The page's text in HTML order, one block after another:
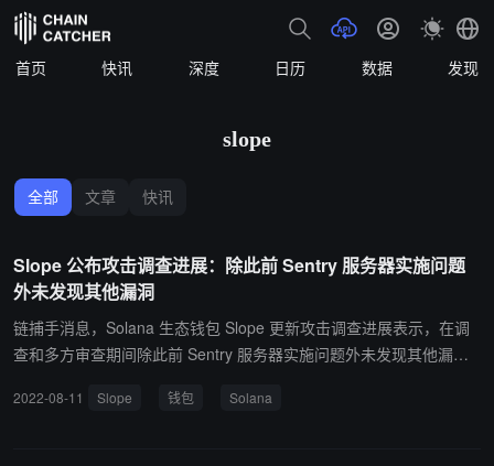
首页 快讯 深度 日历 数据 发现
slope
全部 文章 快讯
Slope 公布攻击调查进展：除此前 Sentry 服务器实施问题
外未发现其他漏洞
链捕手消息，Solana 生态钱包 Slope 更新攻击调查进展表示，在调
查和多方审查期间除此前 Sentry 服务器实施问题外未发现其他漏
在移动设备上的 Sentry 服务器实施存在一个漏洞，在应用程序生成
2022-08-11 Slope 钱包 Solana